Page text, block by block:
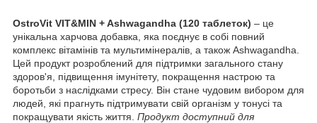
OstroVit VIT&MIN + Ashwagandha (120 таблеток) – це
унікальна харчова добавка, яка поєднує в собі повний
комплекс вітамінів та мультимінералів, а також Ashwagandha.
Цей продукт розроблений для підтримки загального стану
здоров'я, підвищення імунітету, покращення настрою та
боротьби з наслідками стресу. Він стане чудовим вибором для
людей, які прагнуть підтримувати свій організм у тонусі та
покращувати якість життя. Продукт доступний для